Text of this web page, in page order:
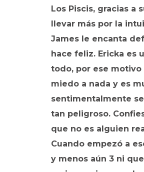
Los Piscis, gracias a
llevar más por la
James le encanta
hace feliz. Ericka es
todo, por ese motivo
miedo a nada y es
sentimentalmente
tan peligroso.
que no es alguien
Cuando empezó a
y menos aún 3 ni